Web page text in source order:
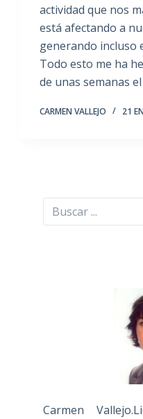
actividad que nos
está afectando a
generando incluso
Todo esto me ha
de unas semanas
CARMEN VALLEJO 21
Buscar
Carmen